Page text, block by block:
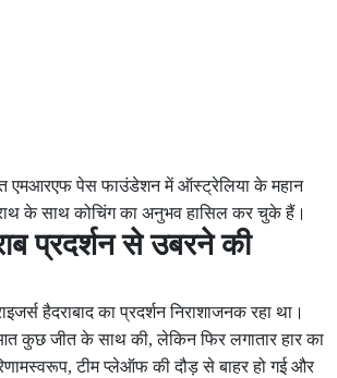
एमआरएफ पेस फाउंडेशन में ऑस्ट्रेलिया के महान
के साथ कोचिंग का अनुभव हासिल कर चुके हैं।
प्रदर्शन से उबरने की
हैदराबाद का प्रदर्शन निराशाजनक रहा था।
कुछ जीत के साथ की, लेकिन फिर लगातार हार का
टीम प्लेऑफ की दौड़ से बाहर हो गई और